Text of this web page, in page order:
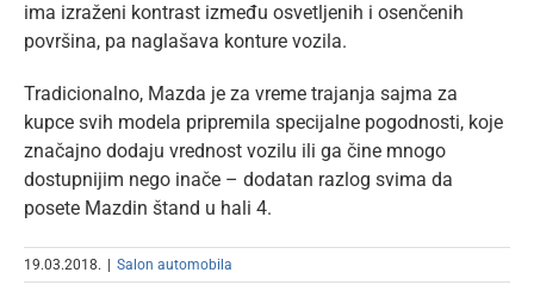
ima izraženi kontrast između osvetljenih i osenčenih
površina, pa naglašava konture vozila.
Tradicionalno, Mazda je za vreme trajanja sajma za
kupce svih modela pripremila specijalne pogodnosti, koje
značajno dodaju vrednost vozilu ili ga čine mnogo
dostupnijim nego inače – dodatan razlog svima da
posete Mazdin štand u hali 4.
19.03.2018. Salon automobila